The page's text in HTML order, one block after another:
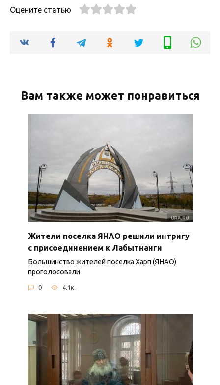
Оцените статью
Вам также может понравиться
Жители поселка ЯНАО решили интригу
с присоединением к Лабытнанги
Большинство жителей поселка Харп (ЯНАО)
проголосовали
0 4.1к.